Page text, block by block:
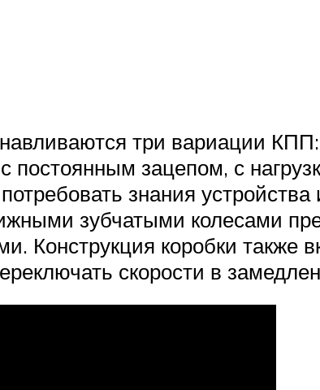
три вариации
постоянным зацепом, с
знания
зубчатыми колесами
Конструкция коробки также
скорости в